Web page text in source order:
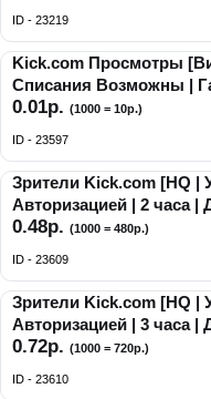
ID - 23219
Kick.com Просмотры
Списания Возможны |
0.01р. (1000 = 10р.)
ID - 23597
Зрители Kick.com [HQ |
Авторизацией | 2 часа |
0.48р. (1000 = 480р.)
ID - 23609
Зрители Kick.com [HQ |
Авторизацией | 3 часа |
0.72р. (1000 = 720р.)
ID - 23610